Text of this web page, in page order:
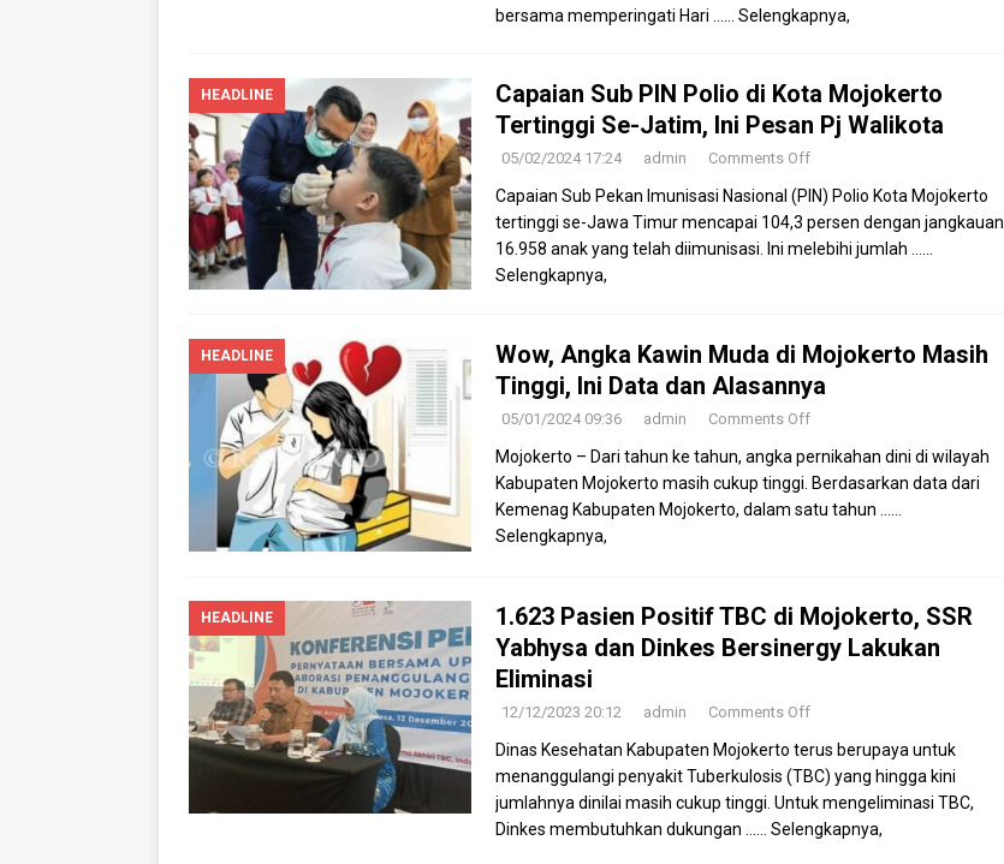
bersama memperingati Hari
…… Selengkapnya,
HEADLINE
Capaian Sub PIN Polio di Kota Mojokerto
Tertinggi Se-Jatim, Ini Pesan Pj Walikota
05/02/2024 17:24 admin Comments Off
Capaian Sub Pekan Imunisasi Nasional (PIN) Polio Kota Mojokerto
tertinggi se-Jawa Timur mencapai 104,3 persen dengan jangkauan
16.958 anak yang telah diimunisasi. Ini melebihi jumlah
Selengkapnya,
HEADLINE
Wow, Angka Kawin Muda di Mojokerto Masih
Tinggi, Ini Data dan Alasannya
05/01/2024 09:36 admin Comments Off
Mojokerto – Dari tahun ke tahun, angka pernikahan dini di wilayah
Kabupaten Mojokerto masih cukup tinggi. Berdasarkan data dari
Kemenag Kabupaten Mojokerto, dalam satu tahun ……
Selengkapnya,
HEADLINE
1.623 Pasien Positif TBC di Mojokerto, SSR
Yabhysa dan Dinkes Bersinergy Lakukan
Eliminasi
12/12/2023 20:12 admin Comments Off
Dinas Kesehatan Kabupaten Mojokerto terus berupaya untuk
menanggulangi penyakit Tuberkulosis (TBC) yang hingga kini
jumlahnya dinilai masih cukup tinggi. Untuk mengeliminasi TBC,
Dinkes membutuhkan dukungan
…… Selengkapnya,